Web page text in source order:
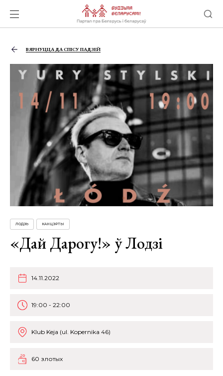
ВЯРНУЦЦА ДА СПІСУ ПАДЗЕЙ
ЛОДЗЬ КАНЦЭРТЫ
«Дай Дарогу!» ў Лодзі
14.11.2022
19:00 - 22:00
Klub Keja (ul. Kopernika 46)
60 злотых